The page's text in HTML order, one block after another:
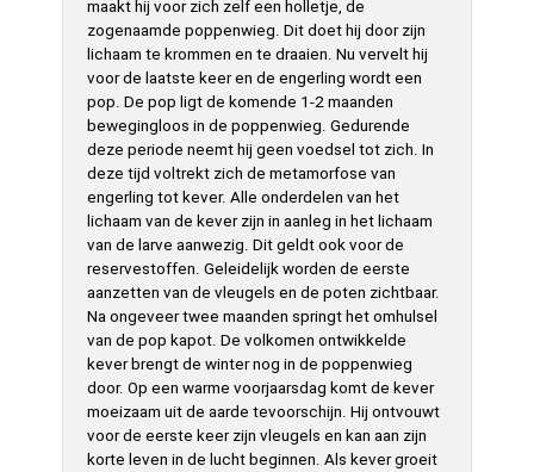
maakt hij voor zich zelf een holletje, de
zogenaamde poppenwieg. Dit doet hij door zijn
lichaam te krommen en te draaien. Nu vervelt hij
voor de laatste keer en de engerling wordt een
pop. De pop ligt de komende 1-2 maanden
bewegingloos in de poppenwieg. Gedurende
deze periode neemt hij geen voedsel tot zich. In
deze tijd voltrekt zich de metamorfose van
engerling tot kever. Alle onderdelen van het
lichaam van de kever zijn in aanleg in het lichaam
van de larve aanwezig. Dit geldt ook voor de
reservestoffen. Geleidelijk worden de eerste
aanzetten van de vleugels en de poten zichtbaar.
Na ongeveer twee maanden springt het omhulsel
van de pop kapot. De volkomen ontwikkelde
kever brengt de winter nog in de poppenwieg
door. Op een warme voorjaarsdag komt de kever
moeizaam uit de aarde tevoorschijn. Hij ontvouwt
voor de eerste keer zijn vleugels en kan aan zijn
korte leven in de lucht beginnen. Als kever groeit